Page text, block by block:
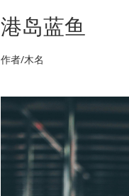
港岛蓝鱼
作者/木名